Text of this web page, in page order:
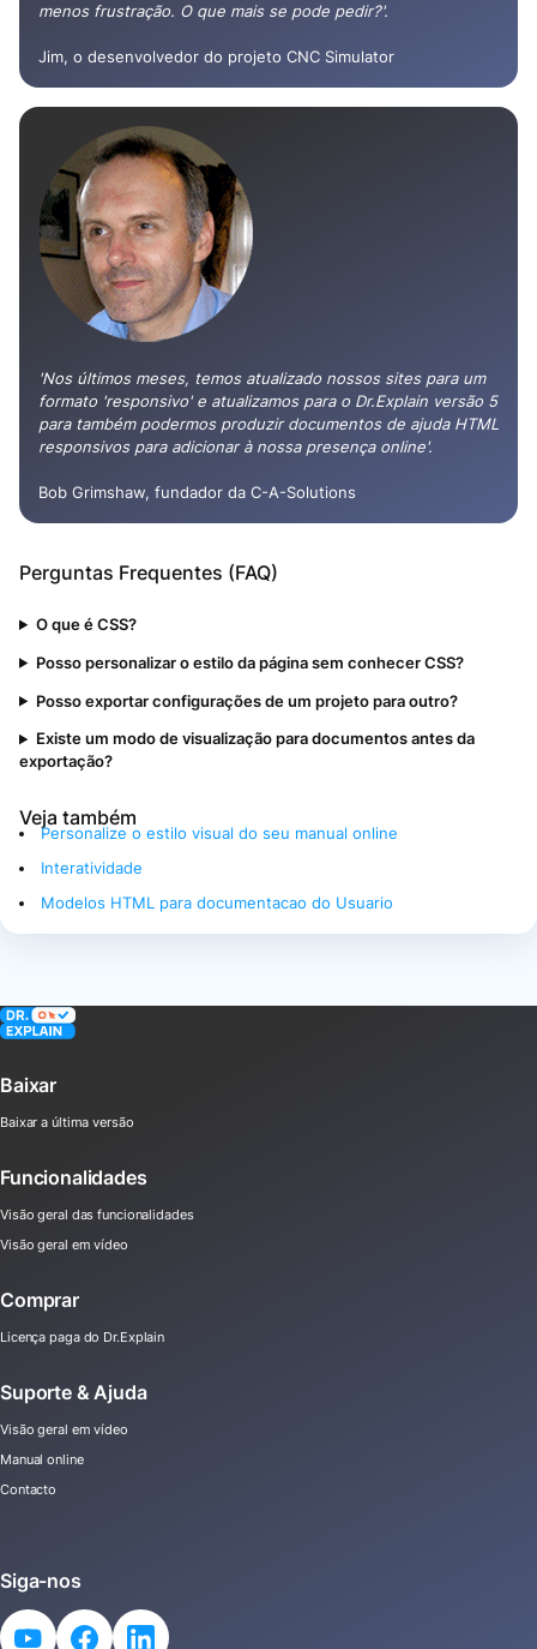
menos frustração. O que mais se pode pedir?'.
Jim, o desenvolvedor do projeto CNC Simulator
'Nos últimos meses, temos atualizado nossos sites para um
formato 'responsivo' e atualizamos para o Dr.Explain versão 5
para também podermos produzir documentos de ajuda HTML
responsivos para adicionar à nossa presença online'.
Bob Grimshaw, fundador da C-A-Solutions
Perguntas Frequentes (FAQ)
O que é CSS?
Posso personalizar o estilo da página sem conhecer CSS?
Posso exportar configurações de um projeto para outro?
Existe um modo de visualização para documentos antes da
exportação?
Veja também
Personalize o estilo visual do seu manual online
Interatividade
Modelos HTML para documentacao do Usuario
Baixar
Baixar a última versão
Funcionalidades
Visão geral das funcionalidades
Visão geral em vídeo
Comprar
Licença paga do Dr.Explain
Suporte & Ajuda
Visão geral em vídeo
Manual online
Contacto
Siga-nos